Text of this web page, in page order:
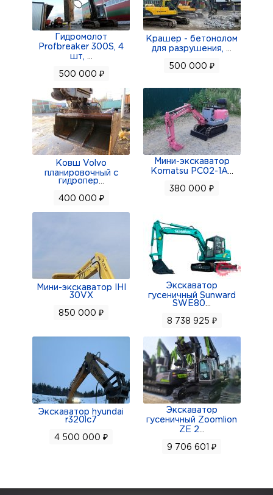
Гидромолот
Profbreaker 300S, 4
шт,
500 000 ₽
Крашер - бетонолом
для разрушения,
500 000 ₽
Ковш Volvo
планировочный с
гидропер
400 000 ₽
Мини-экскаватор
Komatsu PC02-1A
380 000 ₽
Мини-экскаватор IHI
30VX
850 000 ₽
Экскаватор
гусеничный Sunward
SWE80
8 738 925 ₽
Экскаватор hyundai
r320lc7
4 500 000 ₽
Экскаватор
гусеничный Zoomlion
ZE 2
9 706 601 ₽